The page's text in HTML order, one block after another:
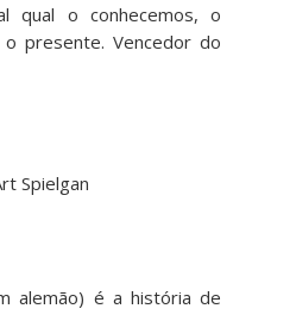
qual o conhecemos, o
presente. Vencedor do
Spielgan
alemão) é a história de